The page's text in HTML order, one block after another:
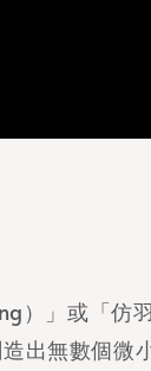
）」或「仿
出無數個微